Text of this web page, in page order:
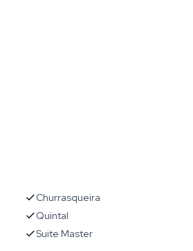
Churrasqueira
Quintal
Suite Master